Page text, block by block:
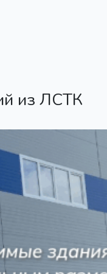
из ЛСТК